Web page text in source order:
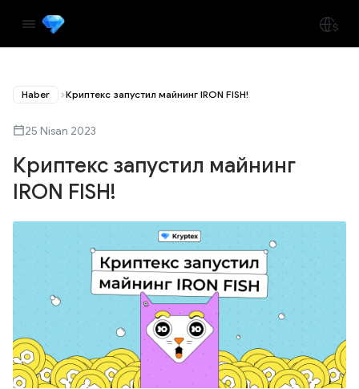
Haber Криптекс запустил майнинг IRON FISH!
25 Nisan 2023
Криптекс запустил майнинг
IRON FISH!